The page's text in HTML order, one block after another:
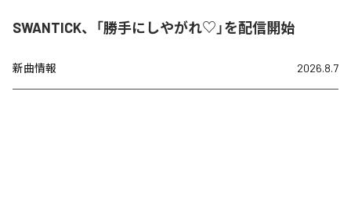
SWANTICK、「勝手にしやがれ♡」を配信開始
新曲情報 2026.8.7